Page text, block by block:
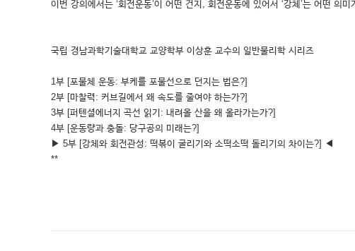
이번 강의에서는 ‘회전운동’이 어떤 건지, 회전운동에 있어서 ‘강체’는 어떤 의
국립 경남과학기술대학교 교양학부 이상훈 교수의 일반물리학 시리즈
1부 [포물체 운동: 부케를 포물선으로 던지는 법은?]
2부 [마찰력: 커브길에서 왜 속도를 줄여야 하는가?]
3부 [퍼텐셜에너지 곡선 읽기: 내려올 산을 왜 올라가는가?]
4부 [운동량과 충돌: 당구공의 미래는?]
▶ 5부 [강체와 회전관성: 떡볶이 굴리기와 소떡소떡 돌리기의 차이는?] ◀
**